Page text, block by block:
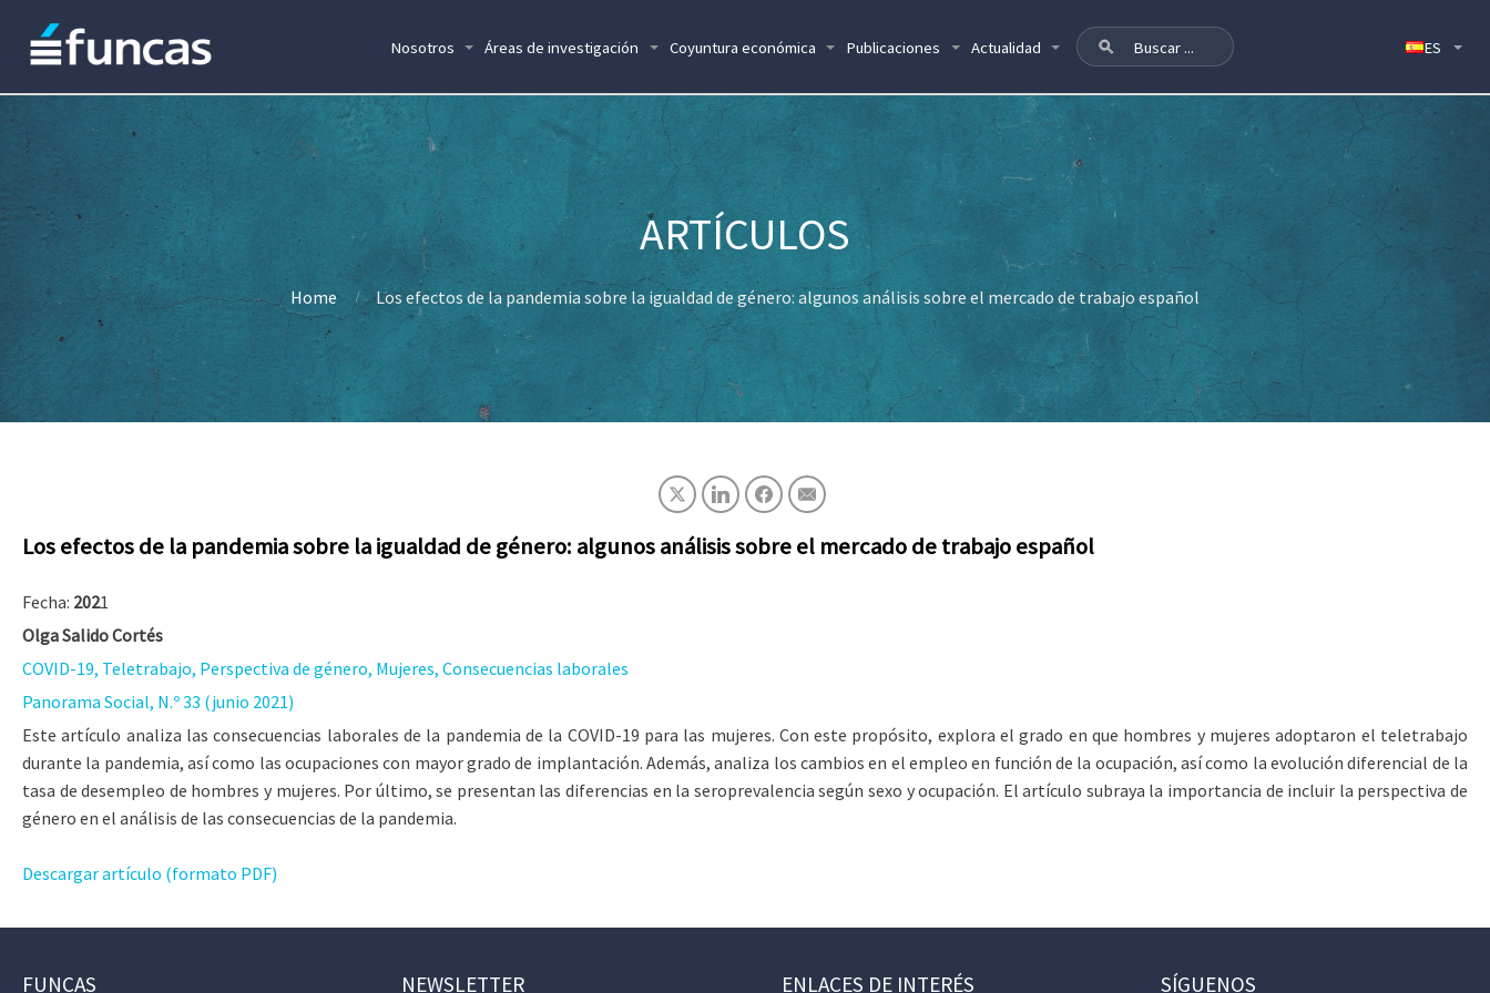
Nosotros Áreas de investigación Coyuntura económica Publicaciones Actualidad
Home Los efectos de la pandemia sobre la igualdad de género: algunos análisis sobre el mercado de trabajo español
Los efectos de la pandemia sobre la igualdad de género: algunos análisis sobre el mercado de trabajo español
Fecha: 2021
Olga Salido Cortés
COVID-19, Teletrabajo, Perspectiva de género, Mujeres, Consecuencias laborales
Panorama Social, N.º 33 (junio 2021)
Este artículo analiza las consecuencias laborales de la pandemia de la COVID-19 para las mujeres. Con este propósito, explora el grado en que hombres y mujeres adoptaron el teletrabajo
durante la pandemia, así como las ocupaciones con mayor grado de implantación. Además, analiza los cambios en el empleo en función de la ocupación, así como la evolución diferencial de la
tasa de desempleo de hombres y mujeres. Por último, se presentan las diferencias en la seroprevalencia según sexo y ocupación. El artículo subraya la importancia de incluir la perspectiva de
género en el análisis de las consecuencias de la pandemia.
Descargar artículo (formato PDF)
FUNCAS NEWSLETTER ENLACES DE INTERÉS SÍGUENOS